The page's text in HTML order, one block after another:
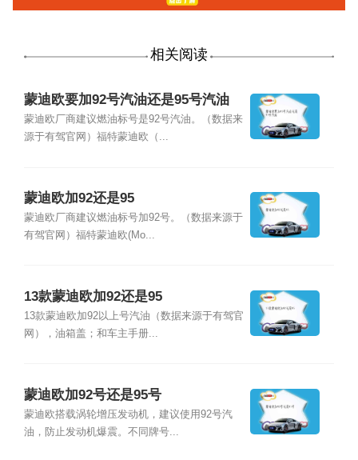
相关阅读
蒙迪欧要加92号汽油还是95号汽油
蒙迪欧厂商建议燃油标号是92号汽油。（数据来
源于有驾官网）福特蒙迪欧（...
蒙迪欧加92还是95
蒙迪欧厂商建议燃油标号加92号。（数据来源于
有驾官网）福特蒙迪欧(Mo...
13款蒙迪欧加92还是95
13款蒙迪欧加92以上号汽油（数据来源于有驾官
网），油箱盖；和车主手册...
蒙迪欧加92号还是95号
蒙迪欧搭载涡轮增压发动机，建议使用92号汽
油，防止发动机爆震。不同牌号...